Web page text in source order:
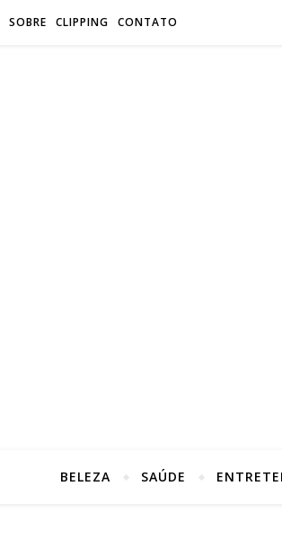
SOBRE CLIPPING CONTATO
BELEZA SAÚDE